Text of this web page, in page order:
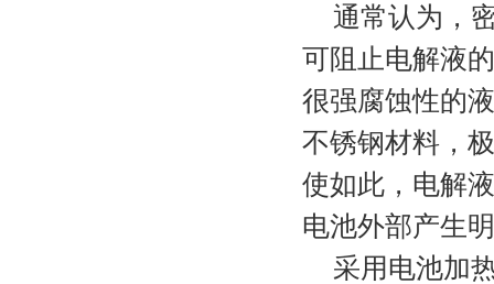
通常认为，
可阻止电解液
很强腐蚀性的
不锈钢材料，
使如此，电解
电池外部产生
采用电池加